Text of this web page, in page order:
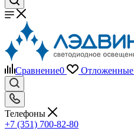
Сравнение0 Отложенные
Телефоны
+7 (351) 700-82-80